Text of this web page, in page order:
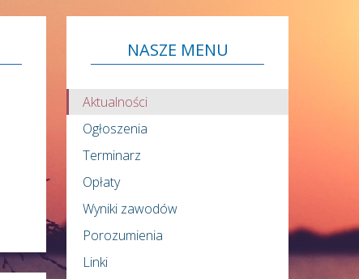
NASZE MENU
Aktualności
Ogłoszenia
Terminarz
Opłaty
Wyniki zawodów
Porozumienia
Linki